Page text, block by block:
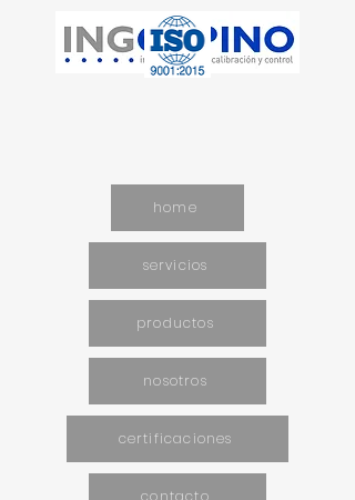
productos
nosotros
certificaciones
contacto
home
servicios